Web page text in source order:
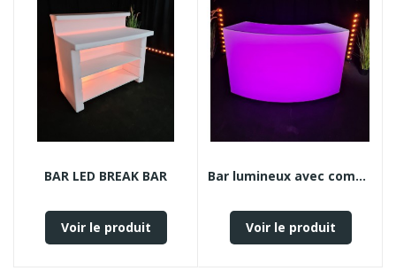
BAR LED BREAK BAR
Voir le produit
Bar lumineux avec comptoir
Voir le produit